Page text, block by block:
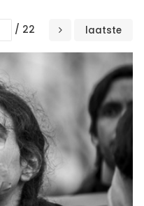
/ 22 laatste